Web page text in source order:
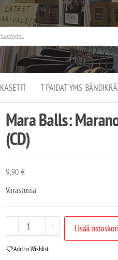
KASETIT T-PAIDAT YMS.
Mara Balls:
(CD)
9,90€
Varastossa
- + Lisää
Add to Wishlist